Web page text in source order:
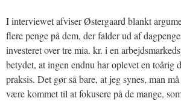
I interviewet afviser Østergaard blankt
flere penge på dem, der falder ud af
investeret over tre mia. kr. i en
betydet, at ingen endnu har oplevet en toårig
praksis. Det gør så bare, at jeg synes, man
være kommet til at fokusere på de mange,